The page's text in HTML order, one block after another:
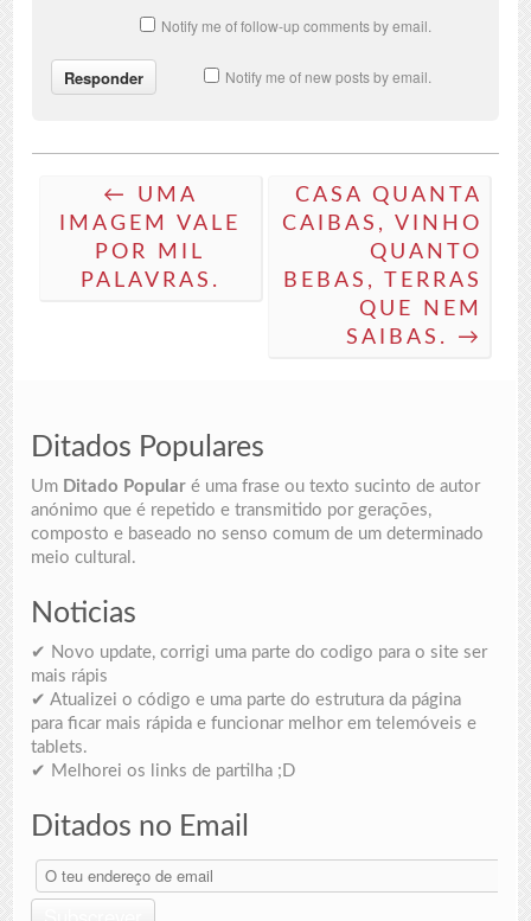
Notify me of follow-up comments by email.
Notify me of new posts by email.
← UMA
IMAGEM VALE
POR MIL
PALAVRAS.
CASA QUANTA
CAIBAS, VINHO
QUANTO
BEBAS, TERRAS
QUE NEM
SAIBAS. →
Ditados Populares
Um Ditado Popular é uma frase ou texto sucinto de autor
anónimo que é repetido e transmitido por gerações,
composto e baseado no senso comum de um determinado
meio cultural.
Noticias
✔ Novo update, corrigi uma parte do codigo para o site ser
mais rápis
✔ Atualizei o código e uma parte do estrutura da página
para ficar mais rápida e funcionar melhor em telemóveis e
tablets.
✔ Melhorei os links de partilha ;D
Ditados no Email
O
teu